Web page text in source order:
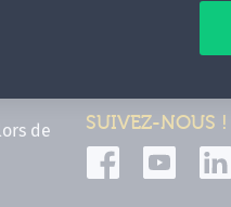
de
SUIVEZ-NOUS !